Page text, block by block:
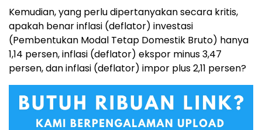
Kemudian, yang perlu dipertanyakan secara kritis,
apakah benar inflasi (deflator) investasi
(Pembentukan Modal Tetap Domestik Bruto) hanya
1,14 persen, inflasi (deflator) ekspor minus 3,47
persen, dan inflasi (deflator) impor plus 2,11 persen?